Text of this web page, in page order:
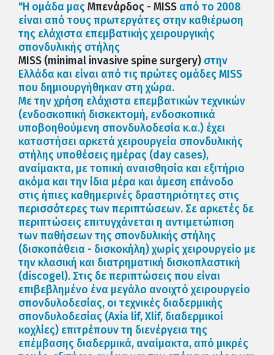
"Η ομάδα μαςΜπενάρδος - MISS από το 2008
είναι από τους πρωτεργάτες στην καθιέρωση
της ελάχιστα επεμβατικής χειρουργικής
σπονδυλικής στήλης
MISS (minimal invasive spine surgery) στην
Ελλάδα και είναι από τις πρώτες ομάδες MISS
που δημιουργήθηκαν στη χώρα.
Με την χρήση ελάχιστα επεμβατικών τεχνικών
(ενδοσκοπική δισκεκτομή, ενδοσκοπικά
υποβοηθούμενη σπονδυλοδεσία κ.α.) έχει
καταστήσει αρκετά χειρουργεία σπονδυλικής
στήλης υποθέσεις ημέρας (day cases),
αναίμακτα, με τοπική αναισθησία και εξιτήριο
ακόμα και την ίδια μέρα και άμεση επάνοδο
στις ήπιες καθημερινές δραστηριότητες στις
περισσότερες των περιπτώσεων. Σε αρκετές δε
περιπτώσεις επιτυγχάνεται η αντιμετώπιση
των παθήσεων της σπονδυλικής στήλης
(δισκοπάθεια - δισκοκήλη) χωρίς χειρουργείο με
την κλασική και διατρηματική δισκοπλαστική
(discogel). Στις δε περιπτώσεις που είναι
επιβεβλημένο ένα μεγάλο ανοιχτό χειρουργείο
σπονδυλοδεσίας, οι τεχνικές διαδερμικής
σπονδυλοδεσίας (Axia lif, Xlif, διαδερμικοί
κοχλίες) επιτρέπουν τη διενέργεια της
επέμβασης διαδερμικά, αναίμακτα, από μικρές